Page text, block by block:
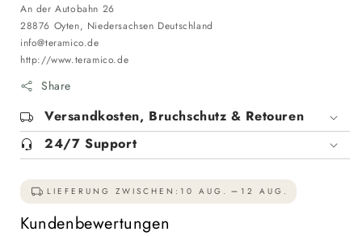
An der Autobahn 26
28876 Oyten, Niedersachsen Deutschland
info@teramico.de
http://www.teramico.de
Share
Versandkosten, Bruchschutz & Retouren
24/7 Support
LIEFERUNG ZWISCHEN: 10 AUG. 12 AUG.
Kundenbewertungen